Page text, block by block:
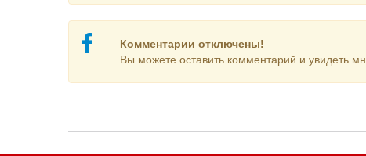
Комментарии отключены!
Вы можете оставить комментарий и увидеть